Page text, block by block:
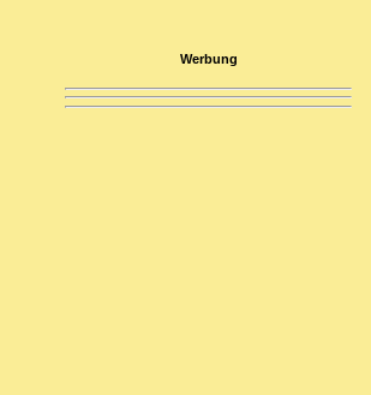
Werbung